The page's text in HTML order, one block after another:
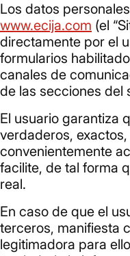
Los datos
www.ecija.com (el
directamente por el
formularios
canales de
de las secciones del
El usuario garantiza
verdaderos,
convenientemente
facilite, de tal forma
real.
En caso de que el
terceros, manifiesta
legitimadora para